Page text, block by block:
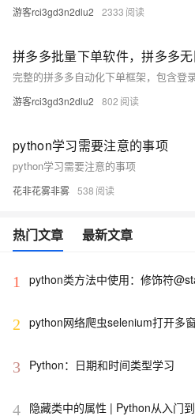
游客rci3gd3n2dlu2 2333
游客rci3gd3n2dlu2 802
python学习需要注意的事项
python学习需要注意的事项
花非花雾非雾 538
热门文章 最新文章
1
python类方法中使用：修饰符
使用
2 python网络爬虫selenium打开多
3 Python：日期和时间类型学习
4 隐藏类中的属性 | Python从入门